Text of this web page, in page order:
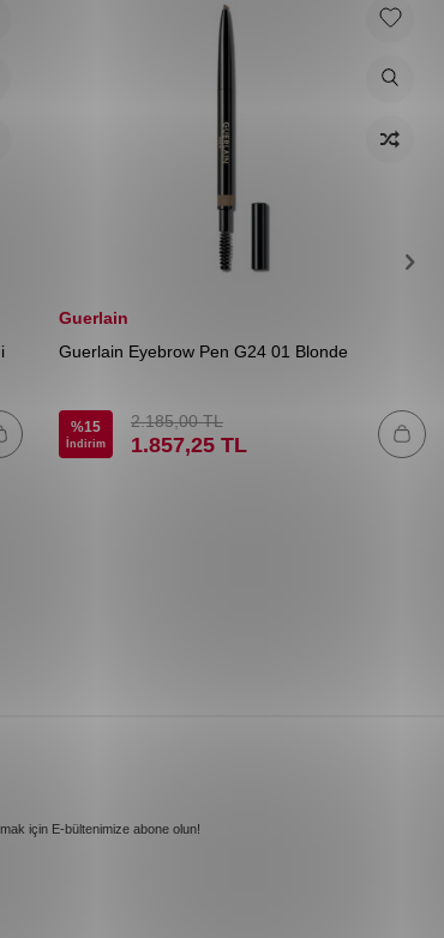
Guerlain
Guerlain Eyebrow Pen G24 01 Blonde
%15
İndirim
2.185,00TL
1.857,25 TL
için E-bültenimize abone olun!